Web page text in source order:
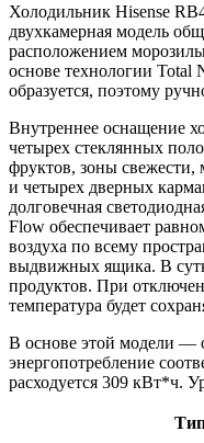
Холодильник Hisense
двухкамерная модель
расположением
основе технологии
образуется, поэтому
Внутреннее оснащение
четырех стеклянных
фруктов, зоны свежести,
и четырех дверных
долговечная
Flow обеспечивает
воздуха по всему
выдвижных ящика. В
продуктов. При
температура будет
В основе этой модели —
энергопотребление
расходуется 309 кВт*ч.